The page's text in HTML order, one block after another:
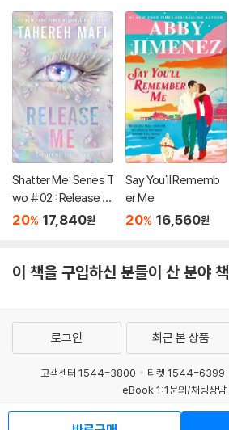
Shatter Me: Series T
wo #02 : Release M
e
20% 17,840원
Say You'll Rememb
er Me
20% 16,560원
이 책을 구입하신 분들이 산 분야 책
로그인 최근 본 상품
고객센터 1544-3800 티켓 1544-6399
eBook 1:1문의/채팅상담
예스이십사(주) 사업자 정보